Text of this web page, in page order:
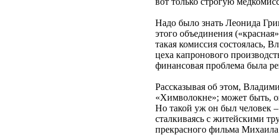
Надо было знать Леонида
этого объединения
такая комиссия состоялась,
цеха капронового
финансовая проблема была
Рассказывая об этом,
«Химволокне»; может быть,
Но такой уж он был человек
сталкиваясь с житейскими
прекрасного фильма